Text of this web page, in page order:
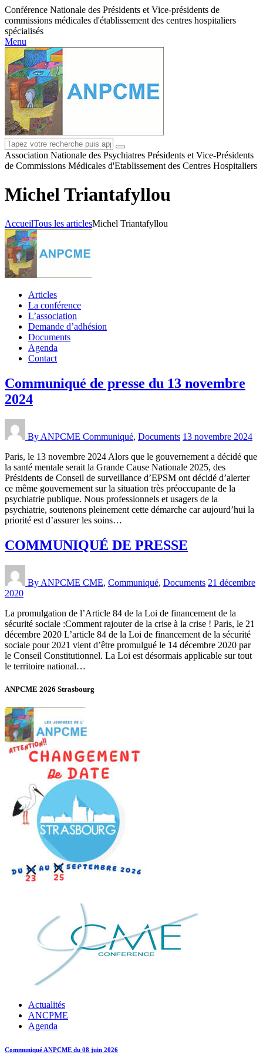
Conférence Nationale des Présidents et Vice-présidents de
commissions médicales d'établissement des centres hospitaliers
spécialisés
Menu
Association Nationale des Psychiatres Présidents et Vice-Présidents
de Commissions Médicales d'Etablissement des Centres Hospitaliers
Michel Triantafyllou
AccueilTous les articlesMichel Triantafyllou
Articles
La conférence
L’association
Demande d’adhésion
Documents
Agenda
Contact
Communiqué de presse du 13 novembre
2024
By ANPCME Communiqué, Documents 13 novembre 2024
Paris, le 13 novembre 2024 Alors que le gouvernement a décidé que
la santé mentale serait la Grande Cause Nationale 2025, des
Présidents de Conseil de surveillance d’EPSM ont décidé d’alerter
ce même gouvernement sur la situation très préoccupante de la
psychiatrie publique. Nous professionnels et usagers de la
psychiatrie, soutenons pleinement cette démarche car aujourd’hui la
priorité est d’assurer les soins…
COMMUNIQUÉ DE PRESSE
By ANPCME CME, Communiqué, Documents 21 décembre
2020
La promulgation de l’Article 84 de la Loi de financement de la
sécurité sociale :Comment rajouter de la crise à la crise ! Paris, le 21
décembre 2020 L’article 84 de la Loi de financement de la sécurité
sociale pour 2021 vient d’être promulgué le 14 décembre 2020 par
le Conseil Constitutionnel. La Loi est désormais applicable sur tout
le territoire national…
ANPCME 2026 Strasbourg
Actualités
ANCPME
Agenda
Communiqué ANPCME du 08 juin 2026